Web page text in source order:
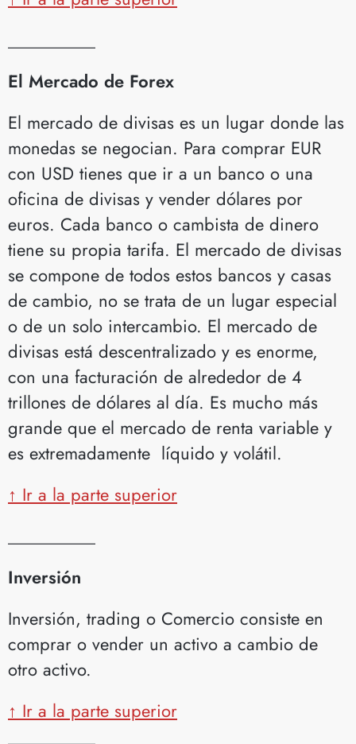
El Mercado de Forex
El mercado de divisas es un lugar donde las
monedas se negocian. Para comprar EUR
con USD tienes que ir a un banco o una
oficina de divisas y vender dólares por
euros. Cada banco o cambista de dinero
tiene su propia tarifa. El mercado de divisas
se compone de todos estos bancos y casas
de cambio, no se trata de un lugar especial
o de un solo intercambio. El mercado de
divisas está descentralizado y es enorme,
con una facturación de alrededor de 4
trillones de dólares al día. Es mucho más
grande que el mercado de renta variable y
es extremadamente líquido y volátil.
↑ Ir a la parte superior
Inversión
Inversión, trading o Comercio consiste en
comprar o vender un activo a cambio de
otro activo.
↑ Ir a la parte superior